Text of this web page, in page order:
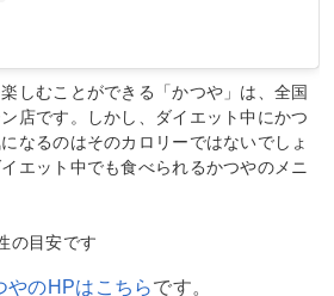
しむことができる「かつや」は、全国
店です。しかし、ダイエット中にかつ
なるのはそのカロリーではないでしょ
エット中でも食べられるかつやのメニ
の目安です
やのHPはこちらです。